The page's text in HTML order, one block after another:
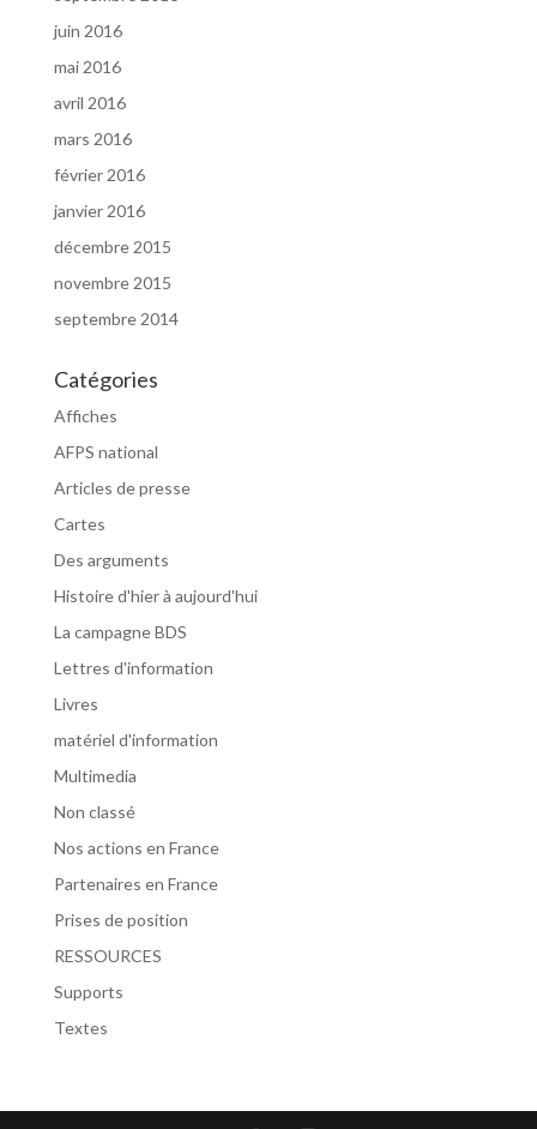
juin 2016
mai 2016
avril 2016
mars 2016
février 2016
janvier 2016
décembre 2015
novembre 2015
septembre 2014
Catégories
Affiches
AFPS national
Articles de presse
Cartes
Des arguments
Histoire d'hier à aujourd'hui
La campagne BDS
Lettres d'information
Livres
matériel d'information
Multimedia
Non classé
Nos actions en France
Partenaires en France
Prises de position
RESSOURCES
Supports
Textes